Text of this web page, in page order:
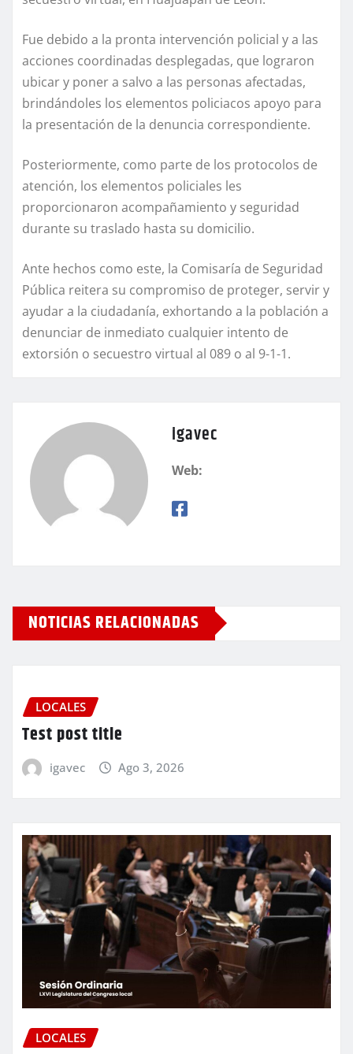
Fue debido a la pronta intervención policial y a las
acciones coordinadas desplegadas, que lograron
ubicar y poner a salvo a las personas afectadas,
brindándoles los elementos policiacos apoyo para
la presentación de la denuncia correspondiente.
Posteriormente, como parte de los protocolos de
atención, los elementos policiales les
proporcionaron acompañamiento y seguridad
durante su traslado hasta su domicilio.
Ante hechos como este, la Comisaría de Seguridad
Pública reitera su compromiso de proteger, servir y
ayudar a la ciudadanía, exhortando a la población a
denunciar de inmediato cualquier intento de
extorsión o secuestro virtual al 089 o al 9-1-1.
igavec
Web:
NOTICIAS RELACIONADAS
LOCALES
Test post title
igavec Ago 3, 2026
LOCALES